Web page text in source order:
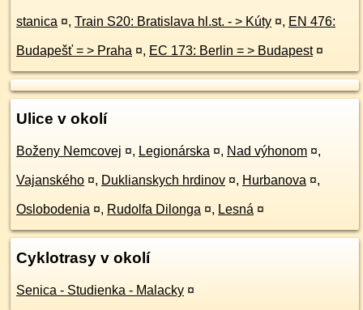
stanica ¤, Train S20: Bratislava hl.st. - > Kúty ¤, EN 476:
Budapešť = > Praha ¤, EC 173: Berlin = > Budapest ¤
Ulice v okolí
Boženy Nemcovej ¤, Legionárska ¤, Nad výhonom ¤,
Vajanského ¤, Duklianskych hrdinov ¤, Hurbanova ¤,
Oslobodenia ¤, Rudolfa Dilonga ¤, Lesná ¤
Cyklotrasy v okolí
Senica - Studienka - Malacky ¤